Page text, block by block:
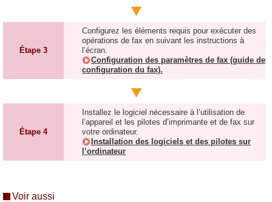
Étape 3
Configurez les éléments requis pour exécuter des
opérations de fax en suivant les instructions à
l’écran.
Configuration des paramètres de fax (guide de
configuration du fax).
Étape 4
Installez le logiciel nécessaire à l’utilisation de
l’appareil et les pilotes d’imprimante et de fax sur
votre ordinateur.
Installation des logiciels et des pilotes sur
l’ordinateur
Voir aussi